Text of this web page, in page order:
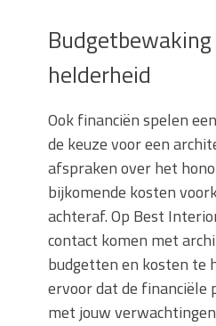
Budgetbewaking
helderheid
Ook financiën spelen
de keuze voor een
afspraken over het
bijkomende kosten
achteraf. Op Best
contact komen met
budgetten en kosten te
ervoor dat de
met jouw